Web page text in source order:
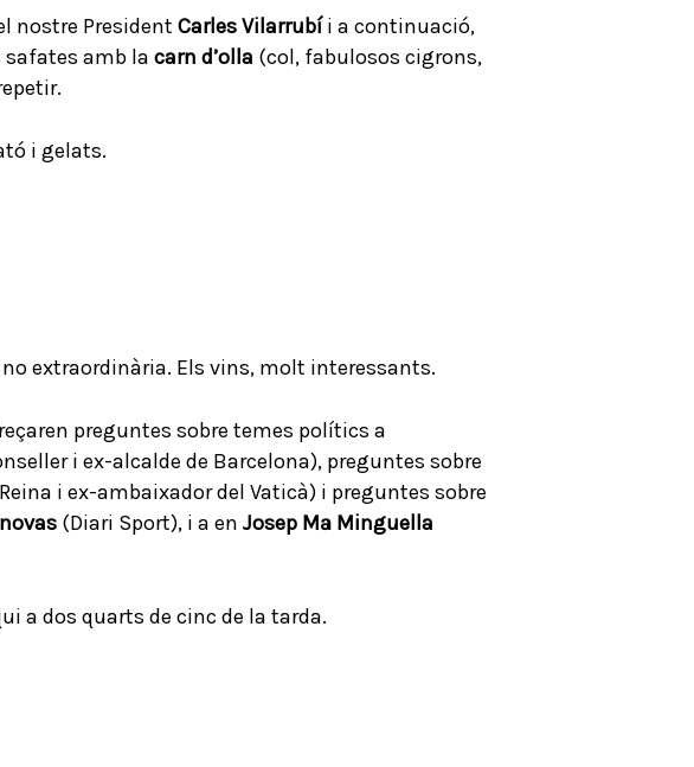
nostre President Carles Vilarrubíi a continuació,
amb la carn d’olla (col, fabulosos cigrons,
i gelats.
extraordinària. Els vins, molt interessants.
preguntes sobre temes polítics a
i ex-alcalde de Barcelona), preguntes sobre
i ex-ambaixador del Vaticà) i preguntes sobre
(Diari Sport), i a en Josep Mª Minguella
a dos quarts de cinc de la tarda.